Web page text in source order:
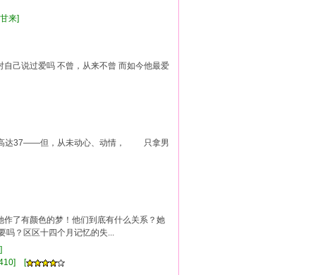
甘来]
己说过爱吗 不曾，从来不曾 而如今他最爱
37——但，从未动心、动情， 只拿男
了有颜色的梦！他们到底有什么关系？她
吗？区区十四个月记忆的失...
]
[